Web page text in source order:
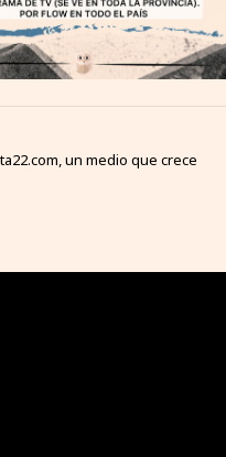
un medio que crece